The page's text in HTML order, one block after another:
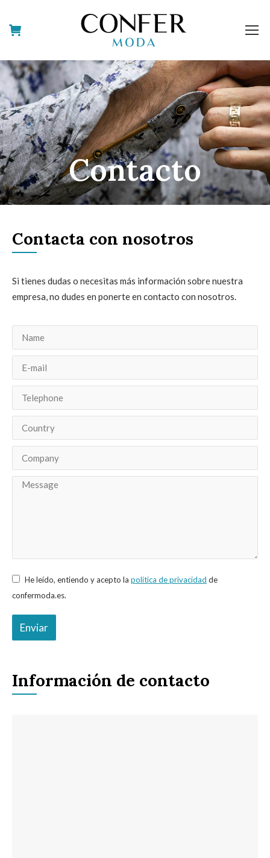
Contacto
Contacta con nosotros
Si tienes dudas o necesitas más información sobre nuestra
empresa, no dudes en ponerte en contacto con nosotros.
Name
E-mail
Telephone
Country
Company
Message
He leído, entiendo y acepto la política de privacidad de
confermoda.es.
Enviar
Información de contacto